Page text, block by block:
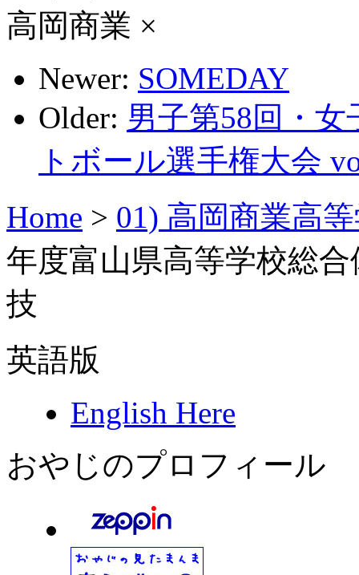
高岡商業 ×
Newer: SOMEDAY
Older: 男子第58回・
トボール選手権大会
Home > 01) 高岡商業高
年度富山県高等学校総
技
英語版
English Here
おやじのプロフィール